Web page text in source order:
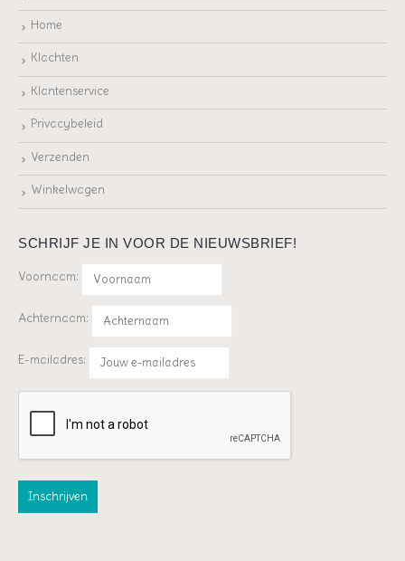
Home
Klachten
Klantenservice
Privacybeleid
Verzenden
Winkelwagen
SCHRIJF JE IN VOOR DE NIEUWSBRIEF!
Voornaam:
Achternaam:
E-mailadres: